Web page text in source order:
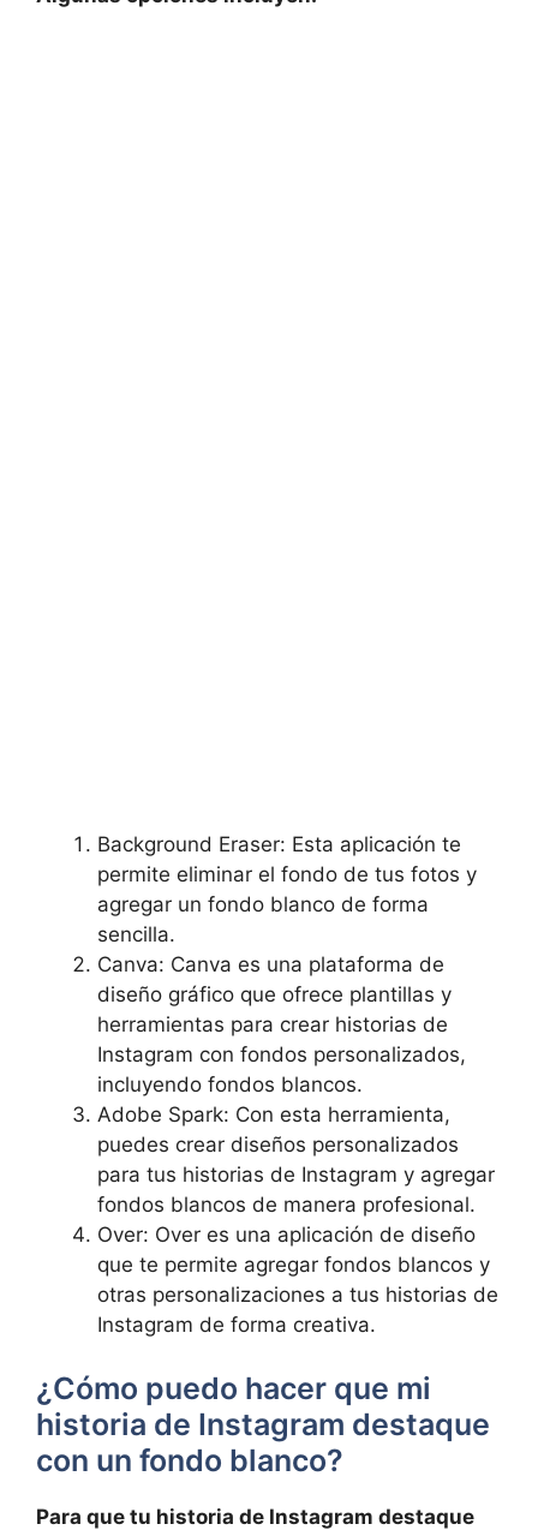
Background Eraser: Esta aplicación te
permite eliminar el fondo de tus fotos y
agregar un ‌fondo blanco de forma
‌sencilla.
Canva: ⁢Canva es ⁤una plataforma de
diseño ‌gráfico que ofrece plantillas y
herramientas⁢ para crear historias de ​
Instagram con fondos personalizados,
incluyendo fondos blancos.
Adobe Spark: Con esta herramienta,
puedes ⁤crear diseños personalizados ​
para tus historias de Instagram y agregar
fondos⁢ blancos⁢ de​ manera profesional.
Over: Over⁢ es una aplicación de ‍diseño
que⁢ te permite​ agregar‌ fondos ‍blancos y
otras personalizaciones a ‍tus ⁤historias de
Instagram de forma creativa.
¿Cómo puedo hacer ⁤que mi
⁤historia de Instagram destaque
con un fondo blanco?
Para que‌ tu⁤ historia de Instagram ‌destaque